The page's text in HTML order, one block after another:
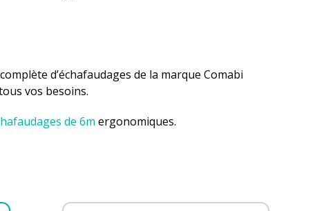
d’échafaudages de la marque Comabi
vos besoins.
de 6m ergonomiques.